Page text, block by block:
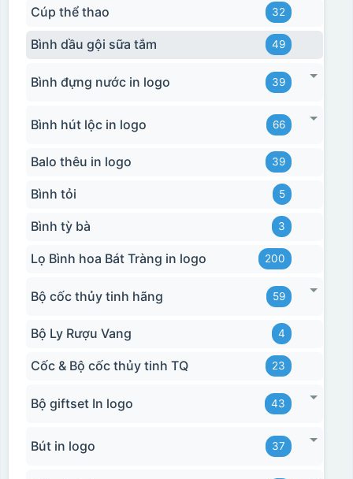
Cúp thể thao 32
Bình dầu gội sữa tắm 49
Bình đựng nước in logo 39
Bình hút lộc in logo 66
Balo thêu in logo 39
Bình tỏi 5
Bình tỳ bà 3
Lọ Bình hoa Bát Tràng in logo 200
Bộ cốc thủy tinh hãng 59
Bộ Ly Rượu Vang 4
Cốc & Bộ cốc thủy tinh TQ 23
Bộ giftset In logo 43
Bút in logo 37